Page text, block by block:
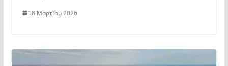
18 Μαρτίου 2026